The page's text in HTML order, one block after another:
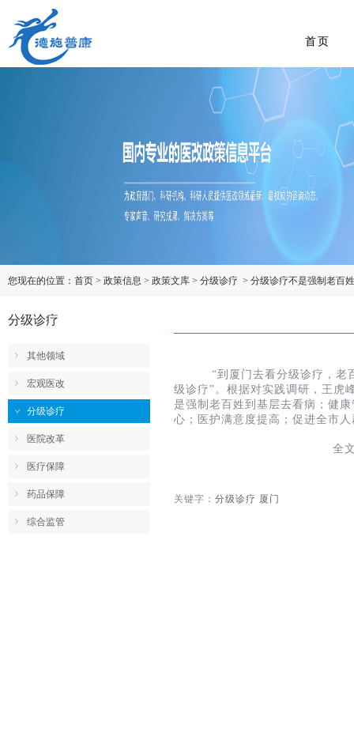
首页
您现在的位置： 首页 > 政策信息 > 政策文库 > 分级诊疗 > 分级诊疗不是强制老百
分级诊疗
其他领域
宏观医改
分级诊疗
医院改革
医疗保障
药品保障
综合监管
“到厦门去看分级诊疗，老
级诊疗”。根据对实践调研，王虎
是强制老百姓到基层去看病；健
心；医护满意度提高；促进全市
全
关键字： 分级诊疗 厦门